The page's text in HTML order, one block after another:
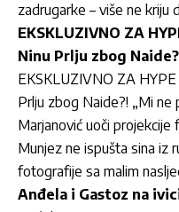
zadrugarke – više ne kriju
EKSKLUZIVNO ZA
Ninu Prlju zbog
EKSKLUZIVNO ZA
Prlju zbog Naide?! „Mi ne
Marjanović uoči projekcije
Munjez ne ispušta sina iz
fotografije sa malim
Anđela i Gastoz na